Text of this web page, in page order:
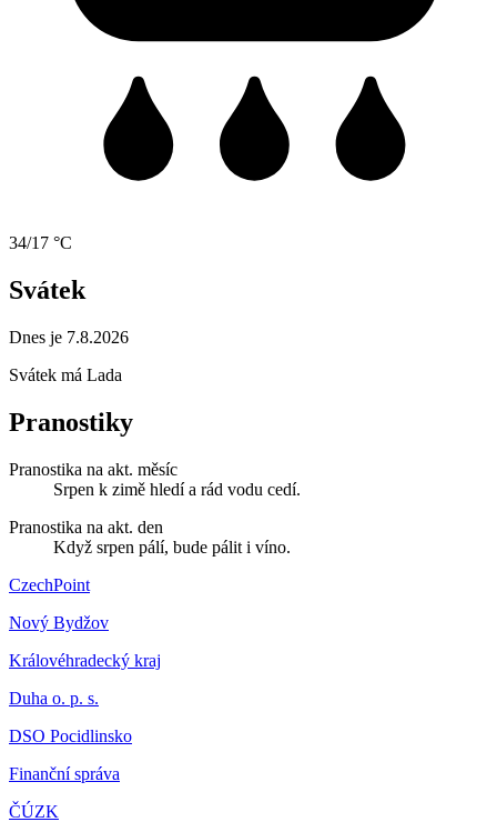
34/17 °C
Svátek
Dnes je 7.8.2026
Svátek má Lada
Pranostiky
Pranostika na akt. měsíc
Srpen k zimě hledí a rád vodu cedí.
Pranostika na akt. den
Když srpen pálí, bude pálit i víno.
CzechPoint
Nový Bydžov
Královéhradecký kraj
Duha o. p. s.
DSO Pocidlinsko
Finanční správa
ČÚZK